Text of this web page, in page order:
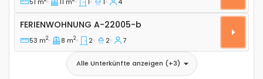
Ferienwohnung A-22005-b
FERIENWOHNUNG A-22005-b
53 m2 8 m2 2 2 7
Alle Unterkünfte anzeigen (+3)